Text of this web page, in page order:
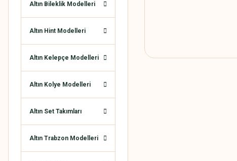
Altın Bileklik Modelleri
Altın Hint Modelleri
Altın Kelepçe Modelleri
Altın Kolye Modelleri
Altın Set Takımları
Altın Trabzon Modelleri